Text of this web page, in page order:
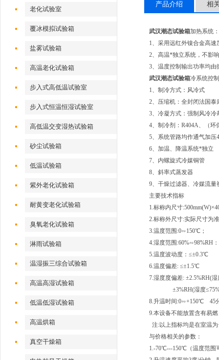
老化试验室
覆冰模拟试验箱
盐雾试验箱
高温老化试验箱
步入式高低温试验室
步入式恒温恒湿试验室
高低温交变湿热试验箱
砂尘试验箱
低温试验箱
紫外老化试验箱
耐黄变老化试验箱
臭氧老化试验箱
淋雨试验箱
温湿振三综合试验箱
高温高湿试验箱
低温低湿试验箱
高温烘箱
真空干燥箱
产品介绍 相
武汉潮态试验箱加热系统：
1、采用远红外镍合金高
2、高温*独立系统，不影
3、温度控制输出功率均
武汉潮态试验箱冷系统控
1、制冷方式：风冷式
2、压缩机：全封闭法国泰
3、冷凝方式：强制风冷冷
4、制冷剂：R404A、（环
5、系统管路均作通气加压
6、加温、降温系统*独立
7、内螺旋式冷媒铜管
8、斜率式蒸发器
9、干燥过滤器、冷媒流
主要技术指标
1.标称内尺寸
2.标称外尺寸:实际尺寸为
3.温度范围:0∽150℃；
4.湿度范围:60%∽98%RH
5.温度波动度：≤±0.3℃
6.温度偏差: ≤±1.5℃
7.湿度度偏差: ±2.5%RH(
±3%RH(湿度
8.升温时间:0∽+150℃ 45
9.本设备不能放置含有易
注:以上指标均是在室温
与价格相关的参数：
1.-70℃---150℃（温度范围